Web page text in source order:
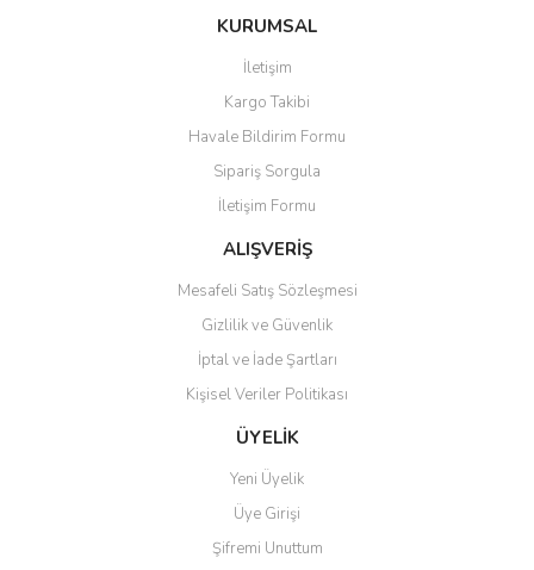
KURUMSAL
İletişim
Kargo Takibi
Havale Bildirim Formu
Sipariş Sorgula
İletişim Formu
ALIŞVERİŞ
Mesafeli Satış Sözleşmesi
Gizlilik ve Güvenlik
İptal ve İade Şartları
Kişisel Veriler Politikası
ÜYELİK
Yeni Üyelik
Üye Girişi
Şifremi Unuttum